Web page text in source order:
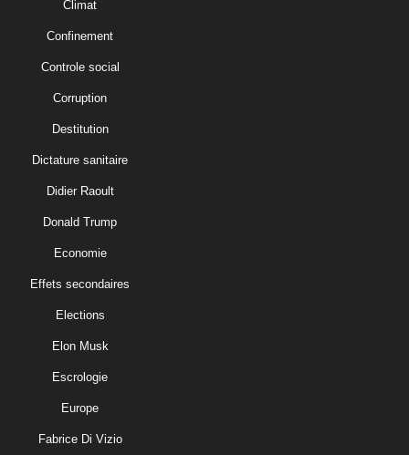
Climat
Confinement
Controle social
Corruption
Destitution
Dictature sanitaire
Didier Raoult
Donald Trump
Economie
Effets secondaires
Elections
Elon Musk
Escrologie
Europe
Fabrice Di Vizio